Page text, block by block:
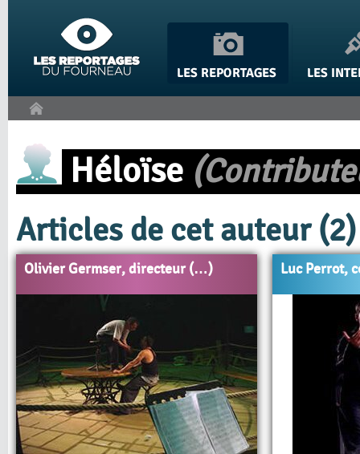
Héloïse
Articles de cet auteur (2)
Olivier Germser, directeur (…) Luc Perrot,